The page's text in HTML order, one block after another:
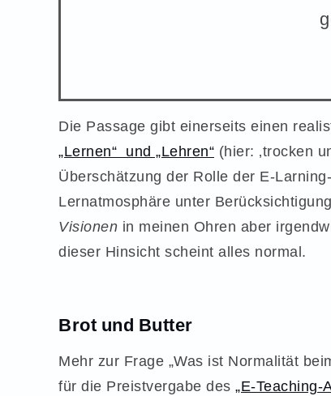
Die Passage gibt einerseits einen
„Lernen“ und „Lehren“ (hier: ‚trocken
Überschätzung der Rolle der E-
Lernatmosphäre unter
Visionen in meinen Ohren aber
dieser Hinsicht scheint alles normal.
Brot und Butter
Mehr zur Frage „Was ist Normalität
für die Preistvergabe des „E-Teaching-